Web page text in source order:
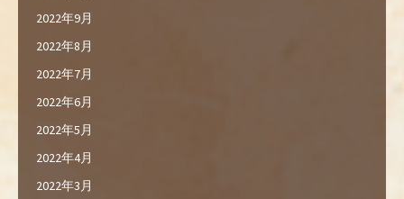
2022年9月
2022年8月
2022年7月
2022年6月
2022年5月
2022年4月
2022年3月